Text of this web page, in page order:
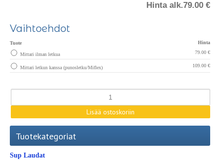
Hinta alk.79.00 €
Vaihtoehdot
Tuote Hinta
Mittari ilman letkua 79.00 €
Mittari letkun kanssa (punosletku/Miflex) 109.00 €
Tuotekategoriat
Sup Laudat